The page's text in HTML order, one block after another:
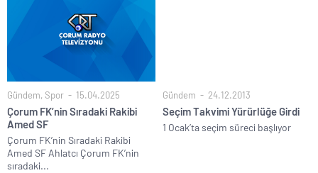
Gündem, Spor 15.04.2025
Çorum FK’nin Sıradaki Rakibi
Amed SF
Çorum FK’nin Sıradaki Rakibi
Amed SF Ahlatcı Çorum FK’nin
sıradaki...
Gündem 24.12.2013
Seçim Takvimi Yürürlüğe Girdi
1 Ocak’ta seçim süreci başlıyor